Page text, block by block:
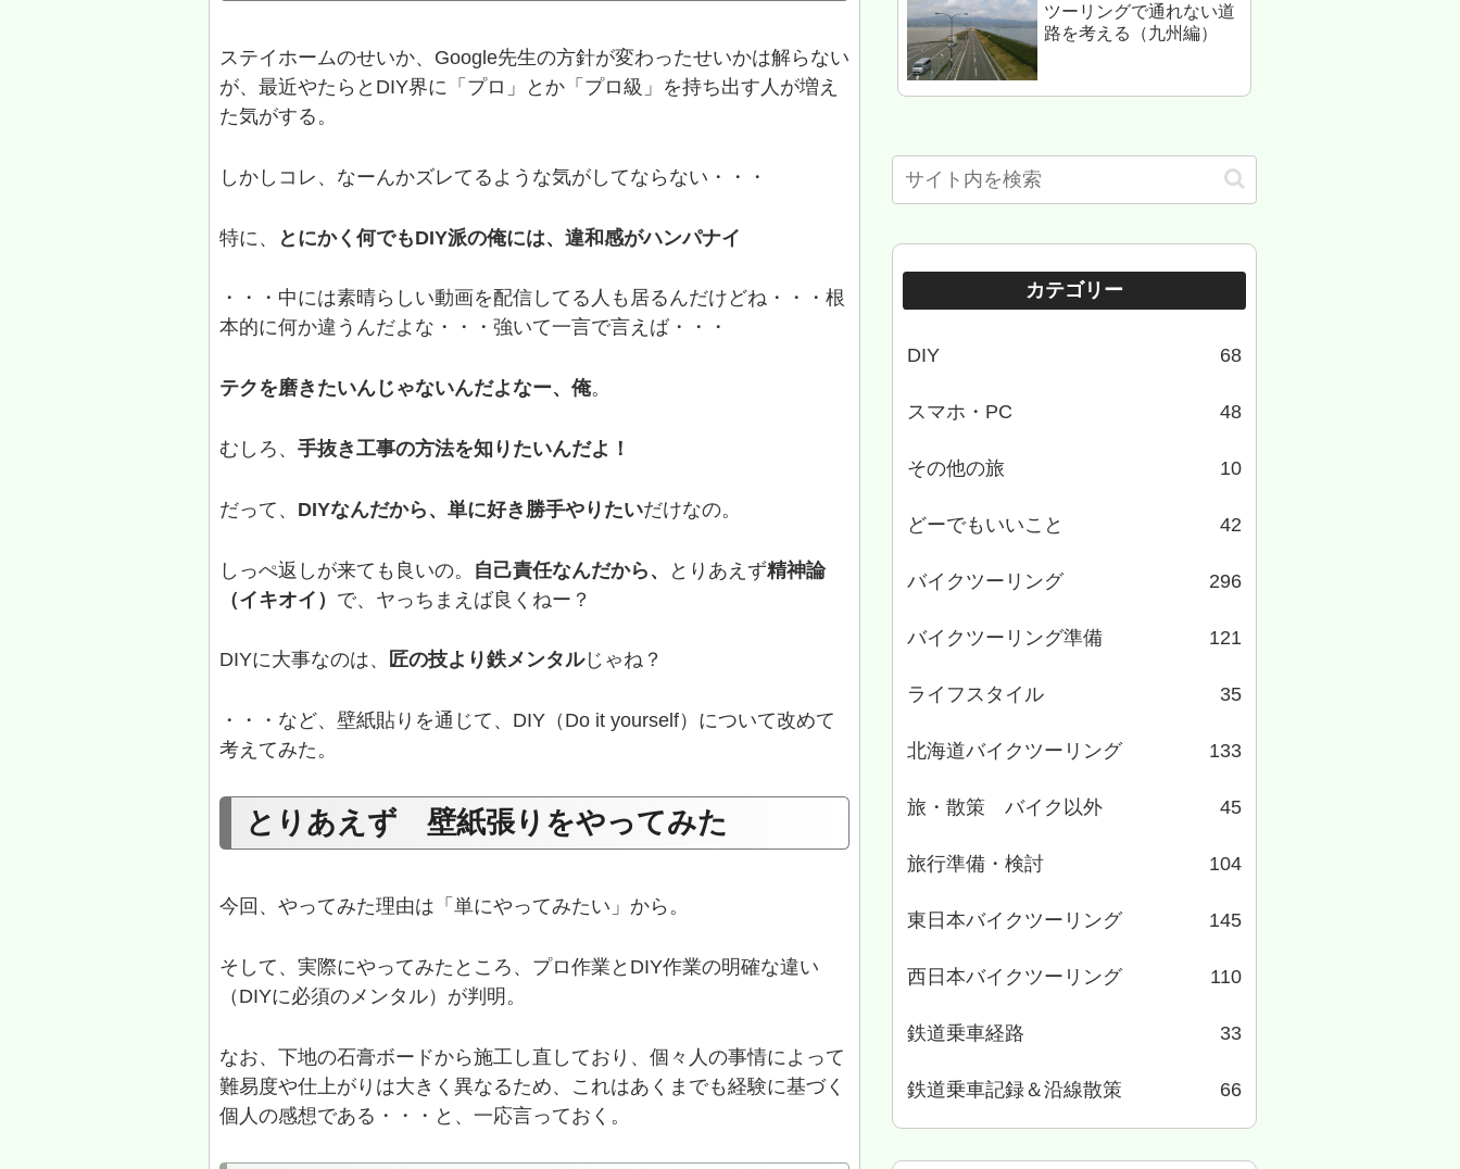
ステイホームのせいか、Google先生の方針が変わったせいかは解らない
が、最近やたらとDIY界に「プロ」とか「プロ級」を持ち出す人が増え
た気がする。
しかしコレ、なーんかズレてるような気がしてならない・・・
特に、 とにかく何でもDIY派の俺には、違和感がハンパナイ
・・・中には素晴らしい動画を配信してる人も居るんだけどね・・・根
本的に何か違うんだよな・・・強いて一言で言えば・・・
テクを磨きたいんじゃないんだよなー、俺。
むしろ、 手抜き工事の方法を知りたいんだよ！
だって、 DIYなんだから、単に好き勝手やりたいだけなの。
しっぺ返しが来ても良いの。 自己責任なんだから、 とりあえず精神論
（イキオイ） で、ヤっちまえば良くねー？
DIYに大事なのは、 匠の技より鉄メンタルじゃね？
・・・など、壁紙貼りを通じて、DIY（Do it yourself）について改めて
考えてみた。
とりあえず 壁紙張りをやってみた
今回、やってみた理由は「単にやってみたい」から。
そして、実際にやってみたところ、プロ作業とDIY作業の明確な違い
（DIYに必須のメンタル）が判明。
なお、下地の石膏ボードから施工し直しており、個々人の事情によって
難易度や仕上がりは大きく異なるため、これはあくまでも経験に基づく
個人の感想である・・・と、一応言っておく。
ツーリングで通れない道
路を考える（九州編）
カテゴリー
DIY 68
スマホ・PC 48
その他の旅 10
どーでもいいこと 42
バイクツーリング 296
バイクツーリング準備 121
ライフスタイル 35
北海道バイクツーリング 133
旅・散策 バイク以外 45
旅行準備・検討 104
東日本バイクツーリング 145
西日本バイクツーリング 110
鉄道乗車経路 33
鉄道乗車記録＆沿線散策 66